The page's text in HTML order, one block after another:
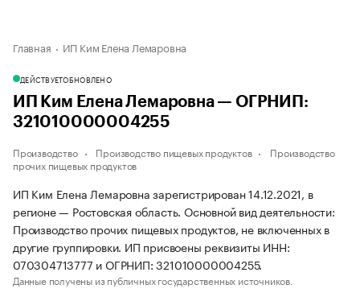
Главная ИП Ким Елена Лемаровна
ДЕЙСТВУЕТОБНОВЛЕНО
ИП Ким Елена Лемаровна — ОГРНИП:
321010000004255
Производство Производство пищевых продуктов
Производство
прочих пищевых продуктов
ИП Ким Елена Лемаровна зарегистрирован 14.12.2021, в
регионе — Ростовская область. Основной вид деятельности:
Производство прочих пищевых продуктов, не включенных в
другие группировки. ИП присвоены реквизиты ИНН:
070304713777 и ОГРНИП: 321010000004255.
Данные получены из публичных государственных источников.